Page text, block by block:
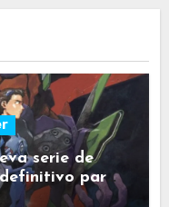
serie de
para